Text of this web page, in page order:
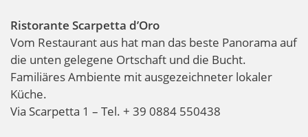
Ristorante Scarpetta d’Oro
Vom Restaurant aus hat man das beste Panorama auf
die unten gelegene Ortschaft und die Bucht.
Familiäres Ambiente mit ausgezeichneter lokaler
Küche.
Via Scarpetta 1 – Tel. + 39 0884 550438